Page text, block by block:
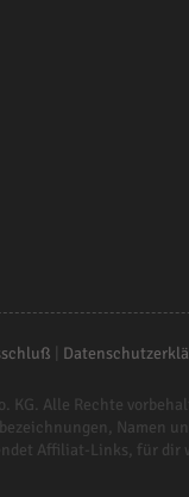
KG. Alle Rechte
Namen
Affiliat-Links, für dir